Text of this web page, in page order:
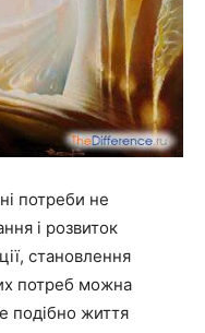
потреби не
і розвиток
становлення
потреб можна
подібно життя